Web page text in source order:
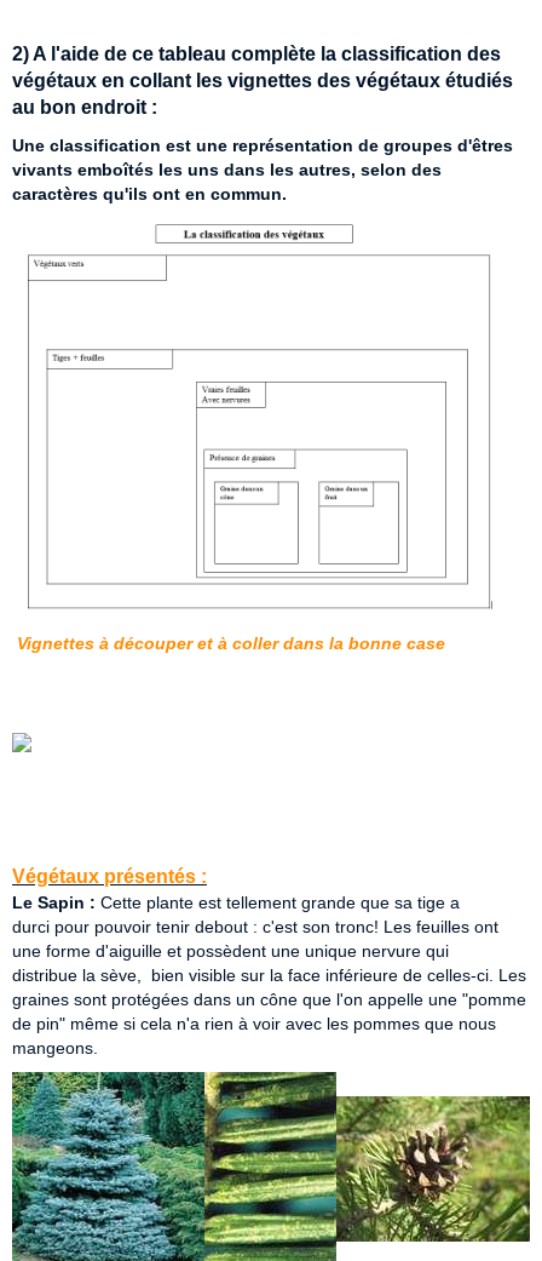
2) A l'aide de ce tableau complète la classification des
végétaux en collant les vignettes des végétaux étudiés
au bon endroit :
Une classification est une représentation de groupes d'êtres
vivants emboîtés les uns dans les autres, selon des
caractères qu'ils ont en commun.
Vignettes à découper et à coller dans la bonne case
Végétaux présentés :
Le Sapin : Cette plante est tellement grande que sa tige a
durci pour pouvoir tenir debout : c'est son tronc! Les feuilles ont
une forme d'aiguille et possèdent une unique nervure qui
distribue la sève, bien visible sur la face inférieure de celles-ci. Les
graines sont protégées dans un cône que l'on appelle une "pomme
de pin" même si cela n'a rien à voir avec les pommes que nous
mangeons.